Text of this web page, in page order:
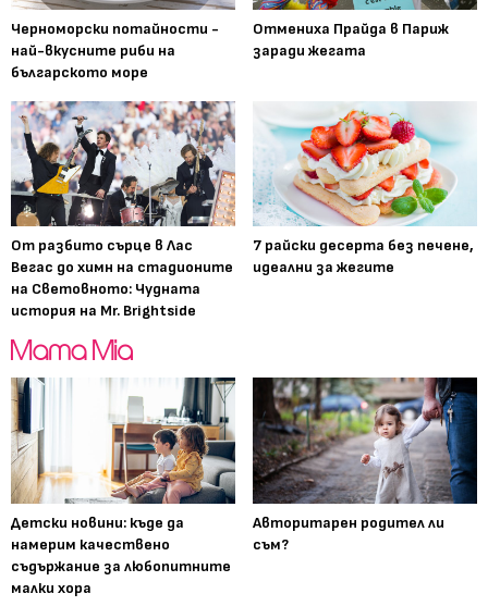
Черноморски потайности -
най-вкусните риби на
българското море
Отмениха Прайда в Париж
заради жегата
От разбито сърце в Лас
Вегас до химн на стадионите
на Световното: Чудната
история на Mr. Brightside
7 райски десерта без печене,
идеални за жегите
Детски новини: къде да
намерим качествено
съдържание за любопитните
малки хора
Авторитарен родител ли
съм?